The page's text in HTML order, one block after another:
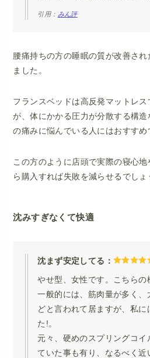
引用： みん評
腰痛持ちの方の睡眠の質が改善さ
ました。
フランスベッドは高反発マットレ
が、体にかかる圧力が分散する構
の痛みに悩んでいる人にはおすすめ
この方のように店頭で実際の寝心
ら購入すれば失敗を減らせるでしょ
沈みすぎなくて快適
沈まず安定してる：
やせ型、女性です。こちらの
一般的には、筋肉量が多く、
どと言われて居ますが、私に
た!。
元々、硬めのスプリングコイ
ていた事も有り、なるべく